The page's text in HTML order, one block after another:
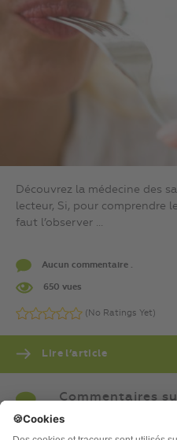
Découvrez la médecine des
lecteur, Si, pour comprendre
faut l’observer ...
Aucun commentaire .
650 vues
(No Ratings Yet)
Lire l’article
Commentaires
''Que veut dire